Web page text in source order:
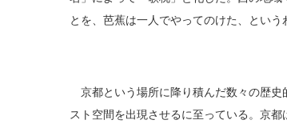
とを、芭蕉は一人でやってのけた、という
京都という場所に降り積んだ数々の歴
スト空間を出現させるに至っている。京